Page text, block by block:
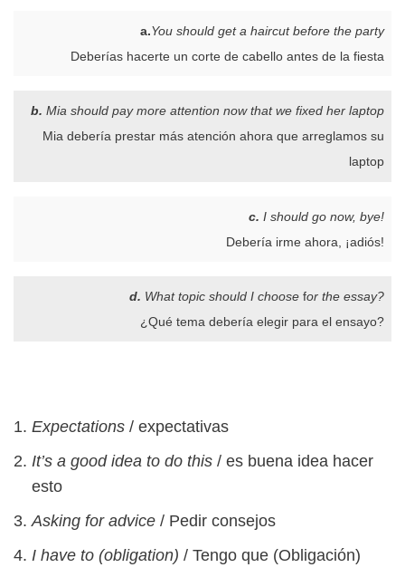
a.You should get a haircutbefore the party
Deberías hacerte un corte de cabello antes de la fiesta
b. Mia should pay more attention now that we fixed her laptop
Mia debería prestar más atención ahora que arreglamos su
laptop
c. I should go now, bye!
Debería irme ahora, ¡adiós!
d. What topic should I choose for the essay?
¿Qué tema debería elegir para el ensayo?
Expectations / expectativas
It’s a good idea to do this / es buena idea hacer
esto
Asking for advice / Pedir consejos
I have to (obligation) / Tengo que (Obligación)